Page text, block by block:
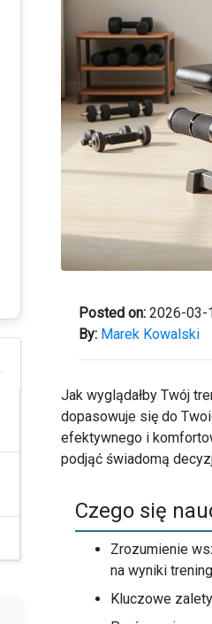
Posted on: 2026-03-
By: Marek Kowalski
Jak wyglądałby Twój
dopasowuje się do
efektywnego i
podjąć świadomą
Czego się
Zrozumienie
na wyniki
Kluczowe